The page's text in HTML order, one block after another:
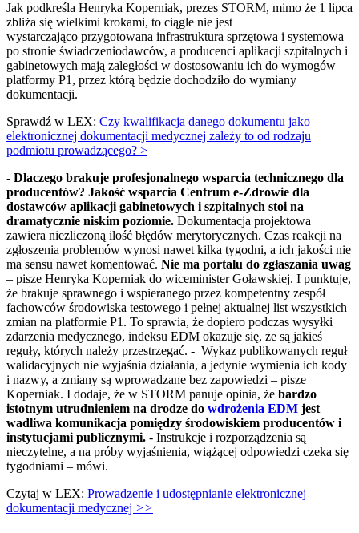
Jak podkreśla Henryka Koperniak, prezes STORM, mimo że 1 lipca
zbliża się wielkimi krokami, to ciągle nie jest
wystarczająco przygotowana infrastruktura sprzętowa i systemowa
po stronie świadczeniodawców, a producenci aplikacji szpitalnych i
gabinetowych mają zaległości w dostosowaniu ich do wymogów
platformy P1, przez którą będzie dochodziło do wymiany
dokumentacji.
Sprawdź w LEX: Czy kwalifikacja danego dokumentu jako
elektronicznej dokumentacji medycznej zależy to od rodzaju
podmiotu prowadzącego? >
- Dlaczego brakuje profesjonalnego wsparcia technicznego dla
producentów? Jakość wsparcia Centrum e-Zdrowie dla
dostawców aplikacji gabinetowych i szpitalnych stoi na
dramatycznie niskim poziomie. Dokumentacja projektowa
zawiera niezliczoną ilość błędów merytorycznych. Czas reakcji na
zgłoszenia problemów wynosi nawet kilka tygodni, a ich jakości nie
ma sensu nawet komentować. Nie ma portalu do zgłaszania uwag
– pisze Henryka Koperniak do wiceminister Goławskiej. I punktuje,
że brakuje sprawnego i wspieranego przez kompetentny zespół
fachowców środowiska testowego i pełnej aktualnej list wszystkich
zmian na platformie P1. To sprawia, że dopiero podczas wysyłki
zdarzenia medycznego, indeksu EDM okazuje się, że są jakieś
reguły, których należy przestrzegać. - Wykaz publikowanych reguł
walidacyjnych nie wyjaśnia działania, a jedynie wymienia ich kody
i nazwy, a zmiany są wprowadzane bez zapowiedzi – pisze
Koperniak. I dodaje, że w STORM panuje opinia, że bardzo
istotnym utrudnieniem na drodze do wdrożenia EDM jest
wadliwa komunikacja pomiędzy środowiskiem producentów i
instytucjami publicznymi. - Instrukcje i rozporządzenia są
nieczytelne, a na próby wyjaśnienia, wiążącej odpowiedzi czeka się
tygodniami – mówi.
Czytaj w LEX: Prowadzenie i udostępnianie elektronicznej
dokumentacji medycznej >>